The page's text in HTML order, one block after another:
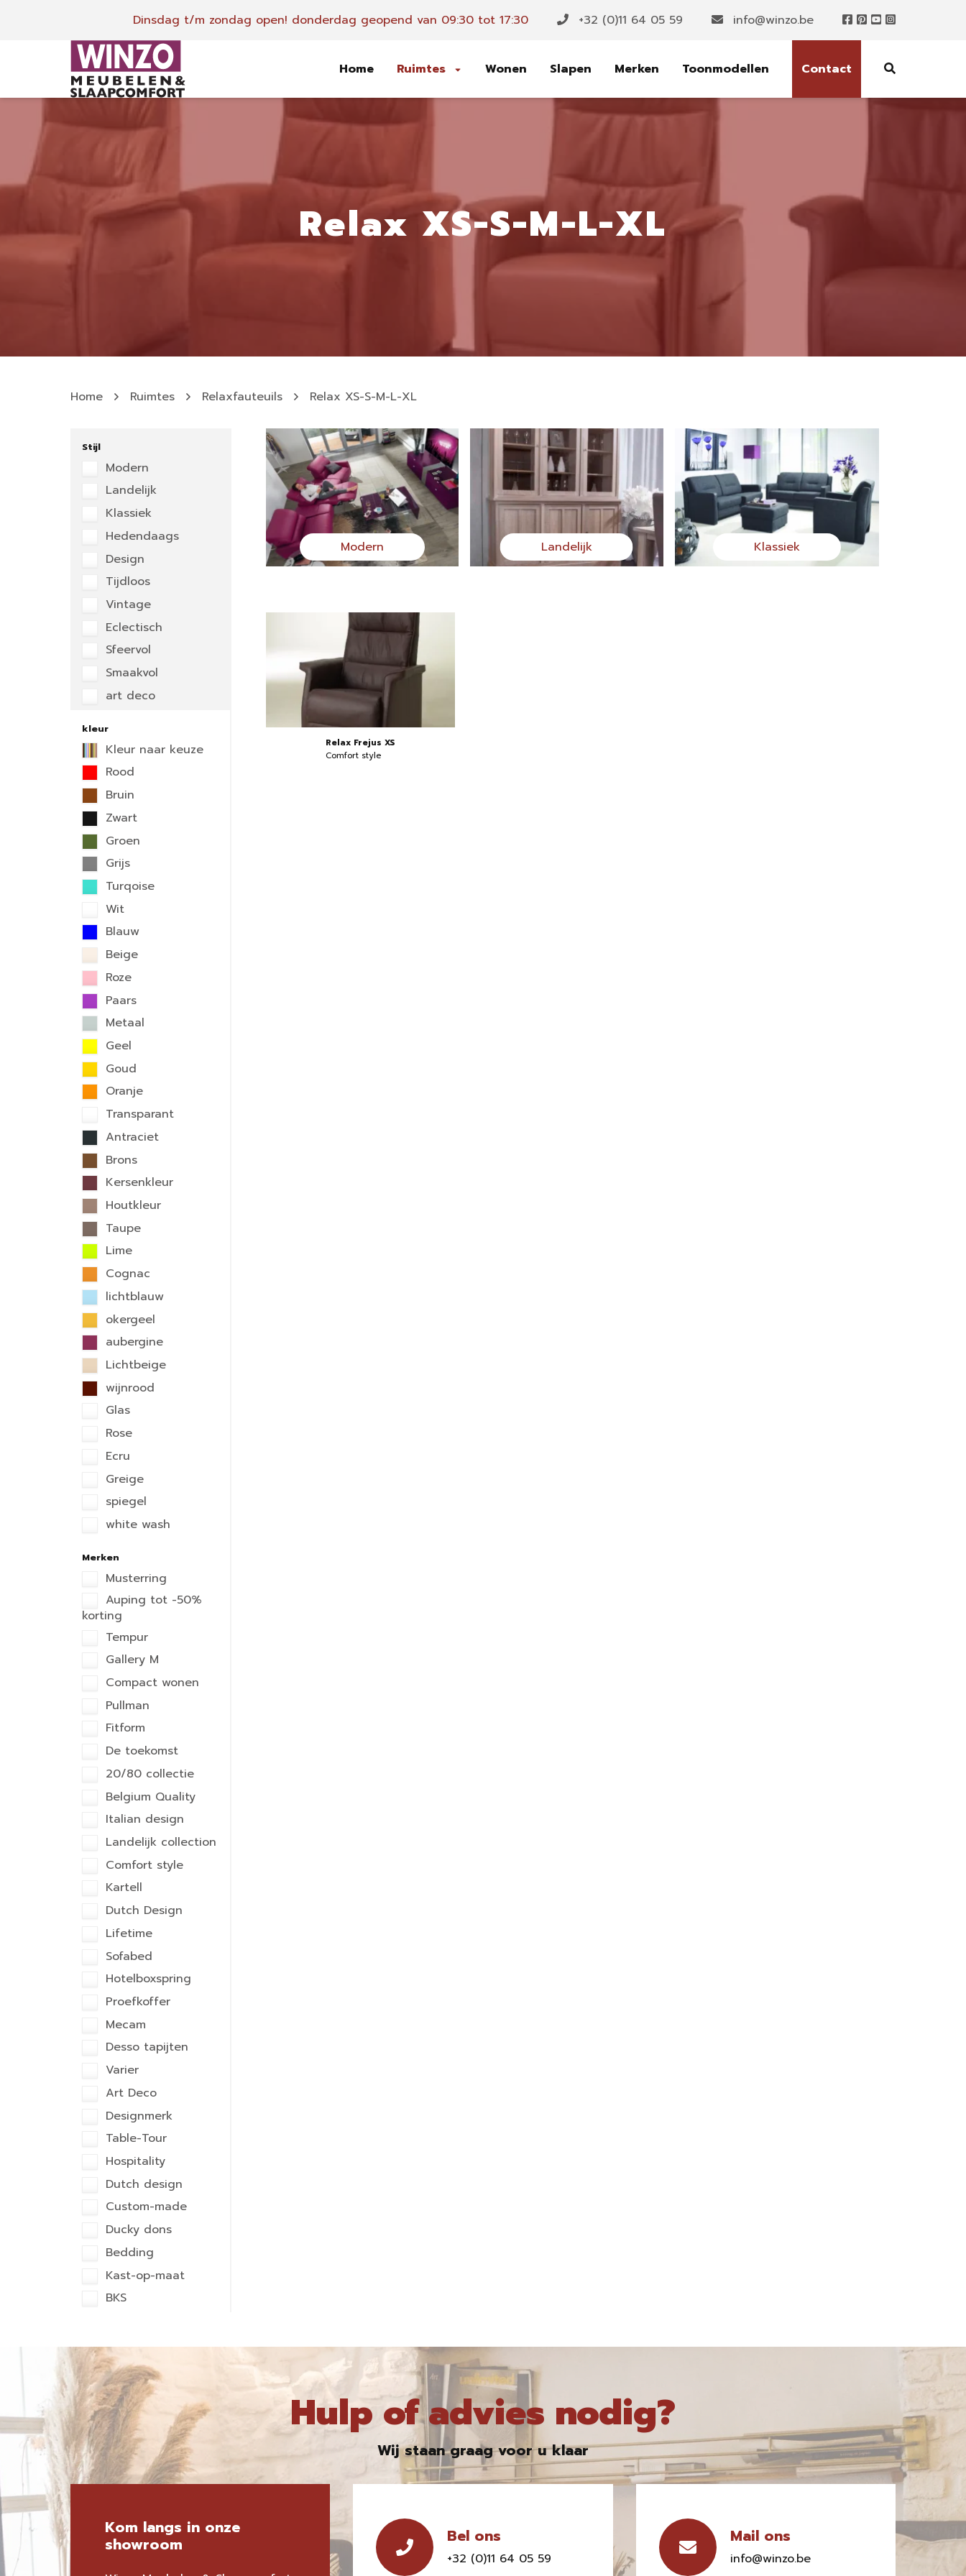
Dinsdag t/m zondag open! donderdag geopend van 09:30 tot 17:30 +32 (0)11 64 05 59 info@winzo.be
Home Ruimtes Wonen Slapen Merken Toonmodellen Contact
Relax XS-S-M-L-XL
Home Ruimtes Relaxfauteuils Relax XS-S-M-L-XL
Stijl
Modern
Landelijk
Klassiek
Hedendaags
Design
Tijdloos
Vintage
Eclectisch
Sfeervol
Smaakvol
art deco
kleur
Kleur naar keuze
Rood
Bruin
Zwart
Groen
Grijs
Turqoise
Wit
Blauw
Beige
Roze
Paars
Metaal
Geel
Goud
Oranje
Transparant
Antraciet
Brons
Kersenkleur
Houtkleur
Taupe
Lime
Cognac
lichtblauw
okergeel
aubergine
Lichtbeige
wijnrood
Glas
Rose
Ecru
Greige
spiegel
white wash
Merken
Musterring
Auping tot -50%
korting
Tempur
Gallery M
Compact wonen
Pullman
Fitform
De toekomst
20/80 collectie
Belgium Quality
Italian design
Landelijk collection
Comfort style
Kartell
Dutch Design
Lifetime
Sofabed
Hotelboxspring
Proefkoffer
Mecam
Desso tapijten
Varier
Art Deco
Designmerk
Table-Tour
Hospitality
Dutch design
Custom-made
Ducky dons
Bedding
Kast-op-maat
BKS
Modern Landelijk Klassiek
Relax Frejus XS
Comfort style
Hulp of advies nodig?
Wij staan graag voor u klaar
Kom langs in onze
showroom
Bel ons
+32 (0)11 64 05 59
Mail ons
info@winzo.be